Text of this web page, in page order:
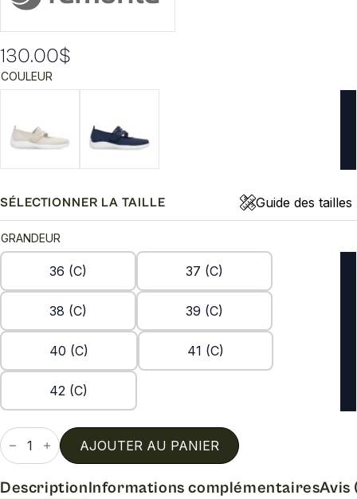
130.00$
COULEUR
SÉLECTIONNER LA TAILLE Guide des tailles
GRANDEUR
36 (C) 37 (C)
38 (C) 39 (C)
40 (C) 41 (C)
42 (C)
quantité
de
R3519
AJOUTER AU PANIER
DescriptionInformations complémentairesAvis